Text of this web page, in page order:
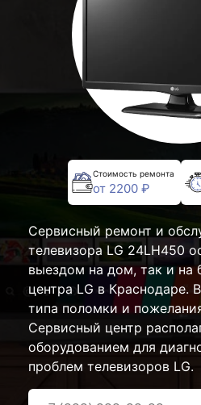
Стоимость ремонта
от 2200 ₽
Сервисный ремонт и
телевизора LG 24LH450
выездом на дом, так и на
центра LG в Краснодаре.
типа поломки и
Сервисный центр
оборудованием для
проблем телевизоров LG.